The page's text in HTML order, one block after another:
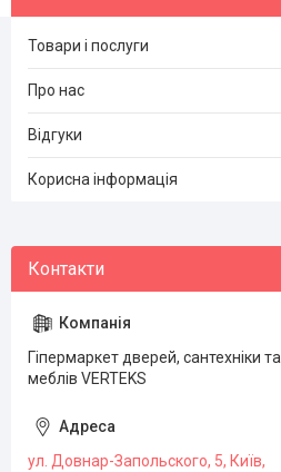
Товари і послуги
Про нас
Відгуки
Корисна інформація
Гіпермаркет дверей, сантехніки та
меблів VERTEKS
ул. Довнар-Запольского, 5, Київ,